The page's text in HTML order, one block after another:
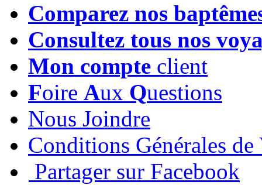
Comparez nos
Consultez tous nos
Mon compte client
Foire Aux Questions
Nous Joindre
Conditions Générales de
Partager sur Facebook